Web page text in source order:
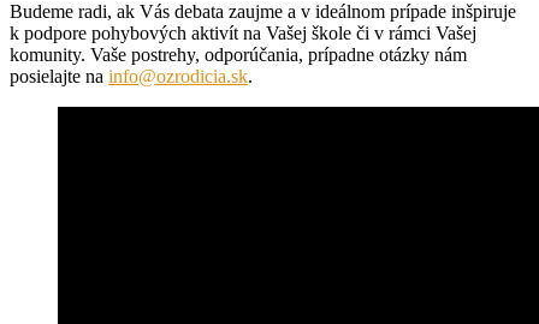
Budeme radi, ak Vás debata zaujme a v ideálnom prípade inšpiruje
k podpore pohybových aktivít na Vašej škole či v rámci Vašej
komunity. Vaše postrehy, odporúčania, prípadne otázky nám
posielajte na info@ozrodicia.sk.